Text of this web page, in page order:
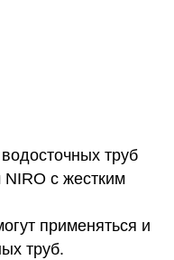
труб
с жестким
применяться и
труб.